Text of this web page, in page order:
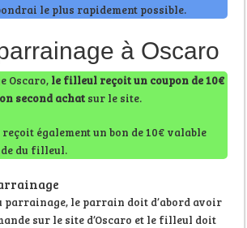
le plus rapidement possible.
à Oscaro
Oscaro, le filleul reçoit un coupon de 10€
second achat sur le site.
également un bon de 10€ valable
du filleul.
parrainage, le parrain doit d’abord avoir
sur le site d’Oscaro et le filleul doit